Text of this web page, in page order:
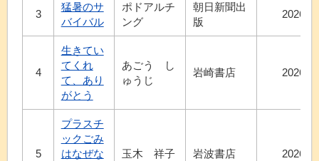
3
猛暑のサ
バイバル
ポドアルチ
ング
朝日新聞出
版
2026.6
4
生きてい
てくれ
て、あり
がとう
あごう し
ゅうじ
岩崎書店 2026.7
5
プラスチ
ックごみ
はなぜな
玉木 祥子 岩波書店 2026.7